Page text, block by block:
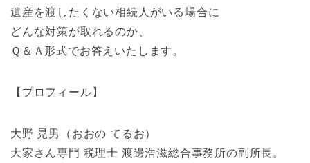
遺産を渡したくない相続人がいる場合に
どんな対策が取れるのか、
Ｑ＆Ａ形式でお答えいたします。
【プロフィール】
大野 晃男（おおの てるお）
大家さん専門 税理士 渡邊浩滋総合事務所の副所長。